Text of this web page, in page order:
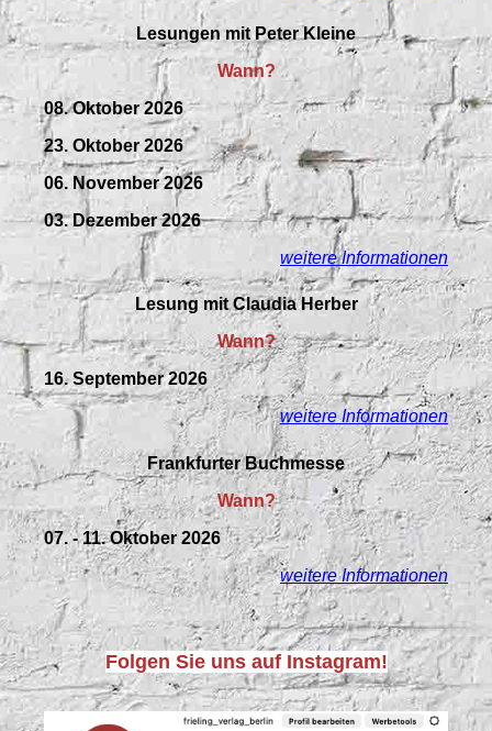
Lesungen mit Peter Kleine
Wann?
08. Oktober 2026
23. Oktober 2026
06. November 2026
03. Dezember 2026
weitere Informationen
Lesung mit Claudia Herber
Wann?
16. September 2026
weitere Informationen
Frankfurter Buchmesse
Wann?
07. - 11. Oktober 2026
weitere Informationen
Folgen Sie uns auf Instagram!